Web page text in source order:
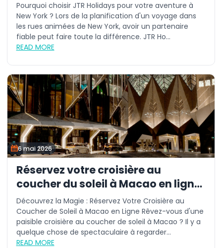
Pourquoi choisir JTR Holidays pour votre aventure à
New York ? Lors de la planification d'un voyage dans
les rues animées de New York, avoir un partenaire
fiable peut faire toute la différence. JTR Ho...
READ MORE
6 mai 2026
Réservez votre croisière au
coucher du soleil à Macao en ligne
aujourd'hui
Découvrez la Magie : Réservez Votre Croisière au
Coucher de Soleil à Macao en Ligne Rêvez-vous d'une
paisible croisière au coucher de soleil à Macao ? Il y a
quelque chose de spectaculaire à regarder...
READ MORE